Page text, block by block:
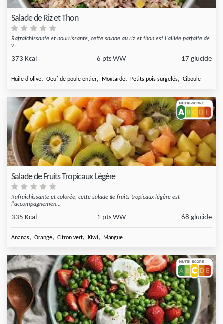
Salade de Riz et Thon
Rafraîchissante et nourrissante, cette salade au riz et thon est l'alliée parfaite de
v...
373 Kcal 6 pts WW 17 glucide
Huile d'olive, Oeuf de poule entier, Moutarde, Petits pois surgelés, Ciboule
Salade de Fruits Tropicaux Légère
Rafraîchissante et colorée, cette salade de fruits tropicaux légère est
l'accompagnemen...
335 Kcal 1 pts WW 68 glucide
Ananas, Orange, Citron vert, Kiwi, Mangue